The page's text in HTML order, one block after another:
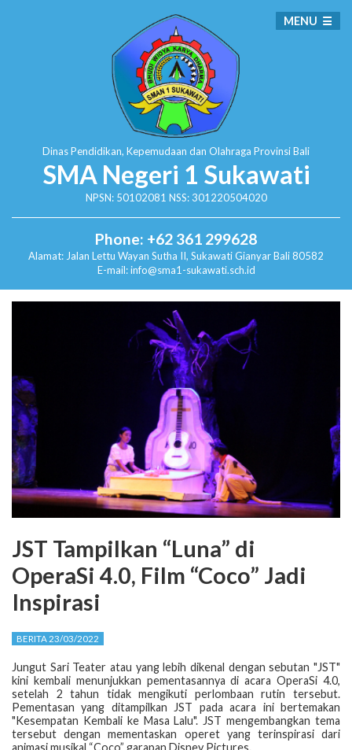
Dinas Pendidikan, Kepemudaan dan Olahraga Provinsi Bali
SMA Negeri 1 Sukawati
NPSN: 50102081 NSS: 301220504020
Phone: +62 361 299628
Alamat: Jalan Lettu Wayan Sutha II, SukawatiGianyar Bali 80582
E-mail: info@sma1-sukawati.sch.id
MENU
JST Tampilkan “Luna” di
OperaSi 4.0, Film “Coco” Jadi
Inspirasi
BERITA 23/03/2022
Jungut Sari Teater atau yang lebih dikenal dengan sebutan "JST"
kini kembali menunjukkan pementasannya di acara OperaSi 4.0,
setelah 2 tahun tidak mengikuti perlombaan rutin tersebut.
Pementasan yang ditampilkan JST pada acara ini bertemakan
"Kesempatan Kembali ke Masa Lalu". JST mengembangkan tema
tersebut dengan mementaskan operet yang terinspirasi dari